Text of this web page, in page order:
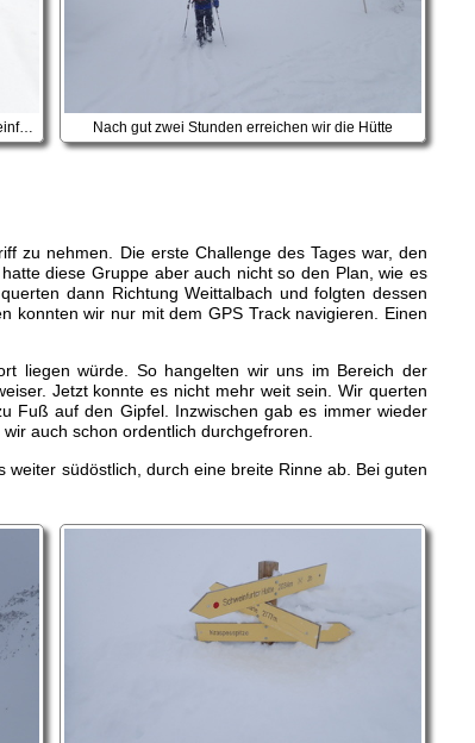
Leider stollen die nassen Felle so stark, dass es einfacher ist, die Ski zu tragen Nach gut zwei Stunden erreichen wir die Hütte
zu nehmen. Die erste Challenge des Tages war, den
diese Gruppe aber auch nicht so den Plan, wie es
dann Richtung Weittalbach und folgten dessen
konnten wir nur mit dem GPS Track navigieren. Einen
liegen würde. So hangelten wir uns im Bereich der
Jetzt konnte es nicht mehr weit sein. Wir querten
Fuß auf den Gipfel. Inzwischen gab es immer wieder
auch schon ordentlich durchgefroren.
südöstlich, durch eine breite Rinne ab. Bei guten